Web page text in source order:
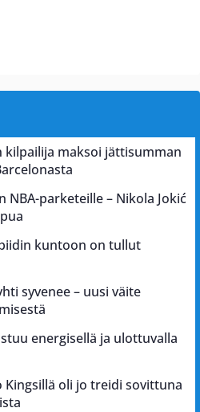
kilpailija maksoi jättisumman
NBA-parketeille – Nikola Jokić
kuntoon on tullut
syvenee – uusi väite
energisellä ja ulottuvalla
Kingsillä oli jo treidi sovittuna